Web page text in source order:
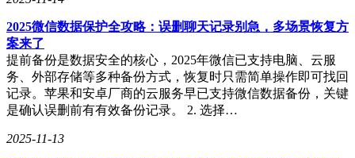
2025微信数据保护全攻略：误删聊天记录别急，多场景恢复方
案来了
提前备份是数据安全的核心，2025年微信已支持电脑、云服
务、外部存储等多种备份方式，恢复时只需简单操作即可找回
记录。苹果和安卓厂商的云服务早已支持微信数据备份，关键
是确认误删前有有效备份记录。 2. 选择…
2025-11-13